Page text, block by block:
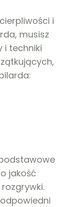
i
musisz
i techniki
jakość